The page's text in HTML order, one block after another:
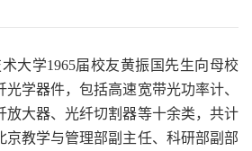
大学1965届校友黄振国先生向母校
学器件，包括高速宽带光功率计、
放大器、光纤切割器等十余类，共计
京教学与管理部副主任、科研部副部